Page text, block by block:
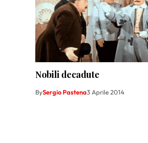
Nobili decadute
BySergio Pastena3 Aprile 2014